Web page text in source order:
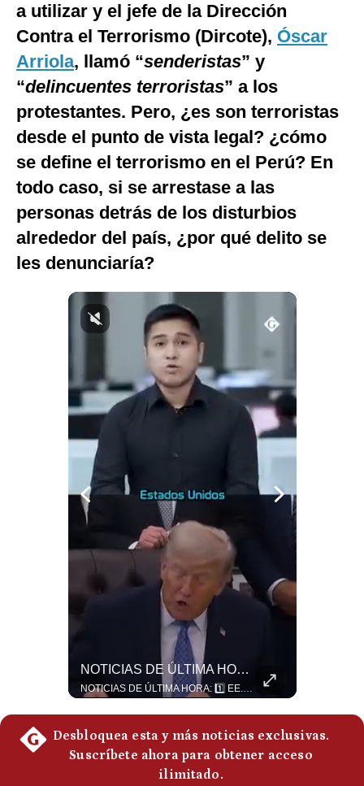
Club del Suscriptor
Mix
G de Gestión
Notas Contratadas
Gestión TV
Videos
Condiciones
Frecuentes
a utilizar y el jefe de la Dirección
Contra el Terrorismo (Dircote), Óscar
Arriola, llamó “senderistas” y
“delincuentes terroristas” a los
protestantes. Pero, ¿es son terroristas
desde el punto de vista legal? ¿cómo
se define el terrorismo en el Perú? En
todo caso, si se arrestase a las
personas detrás de los disturbios
alrededor del país, ¿por qué delito se
les denunciaría?
NOTICIAS DE ÚLTIMA HORA: EE.UU. Se Queda Sin Misiles En Medio Oriente